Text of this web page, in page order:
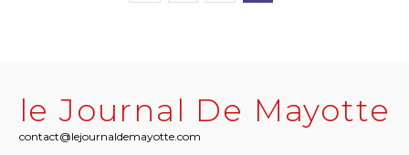
le Journal De Mayotte
contact@lejournaldemayotte.com